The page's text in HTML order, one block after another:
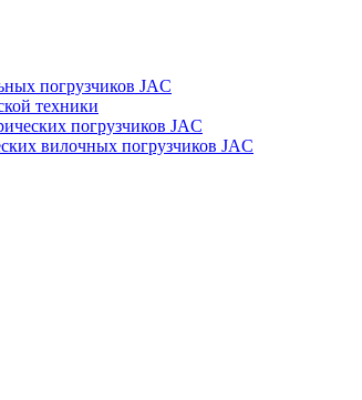
погрузчиков JAC
техники
погрузчиков JAC
вилочных погрузчиков JAC